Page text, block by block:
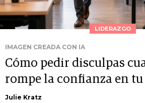
LIDERAZGO
IMAGEN CREADA CON IA
Cómo pedir disculpas
rompe la confianza en
Julie Kratz